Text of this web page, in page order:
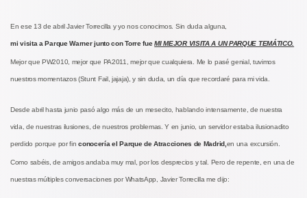
En ese 13 de abril Javier Torrecilla y yo nos conocimos. Sin duda alguna,
mi visita a Parque Warner junto con Torre fueMI MEJOR VISITA A UN PARQUE TEMÁTICO.
Mejor que PW2010, mejor que PA2011, mejor que cualquiera. Me lo pasé genial, tuvimos
nuestros momentazos (Stunt Fail, jajaja), y sin duda, un día que recordaré para mi vida.
Desde abril hasta junio pasó algo más de un mesecito, hablando intensamente, de nuestra
vida, de nuestras ilusiones, de nuestros problemas. Y en junio, un servidor estaba ilusionadito
perdido porque por finconocería el Parque de Atracciones de Madrid, en una excursión.
Como sabéis, de amigos andaba muy mal, por los desprecios y tal. Pero de repente, en una de
nuestras múltiples conversaciones por WhatsApp, Javier Torrecilla me dijo: